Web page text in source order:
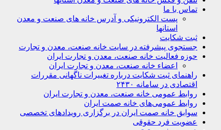
تماس با ما
پست الکترونیکی و آدرس خانه های صنعت و معدن
استانها
ثبت شکایت
جستجوی پیشرفته در سایت خانه صنعت، معدن و تجارت
حوزه فعالیت خانه صنعت، معدن و تجارت ایران
اعضاء خانه صنعت، معدن و تجارت ایران
راهنمای ثبت شکایت درباره تغییرات ناگهانی مقررات
اقتصادی در سامانه ۲۴۳۰
روابط عمومی خانه صنعت، معدن و تجارت ایران
روابط عمومی‌های خانه صمت ایران
سوابق خانه صمت ایران در برگزاری رویدادهای تخصصی
عضویت فرد حقوقی